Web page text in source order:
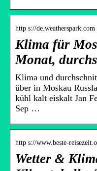
http s://de.weatherspark.com
Klima für
Monat,
Klima und
über in Moskau
kühl kalt eiskalt Jan
Sep …
http s://www.beste-
Wetter &